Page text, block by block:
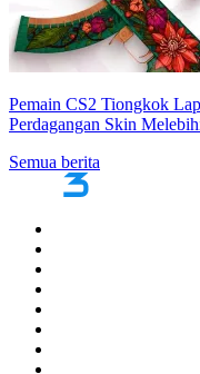
Pemain CS2 Tiongkok
Perdagangan Skin
Semua berita